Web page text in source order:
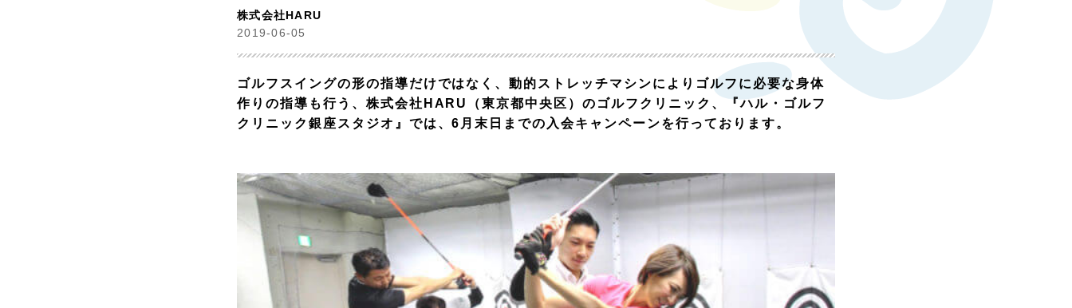
株式会社HARU
2019-06-05
ゴルフスイングの形の指導だけではなく、動的ストレッチマシンによりゴルフに必要な身体
作りの指導も行う、株式会社HARU（東京都中央区）のゴルフクリニック、『ハル・ゴルフ
クリニック銀座スタジオ』では、6月末日までの入会キャンペーンを行っております。